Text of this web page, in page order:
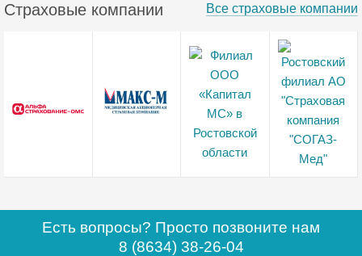
Страховые компании Все страховые компании
Есть вопросы? Просто позвоните нам
8 (8634) 38-26-04